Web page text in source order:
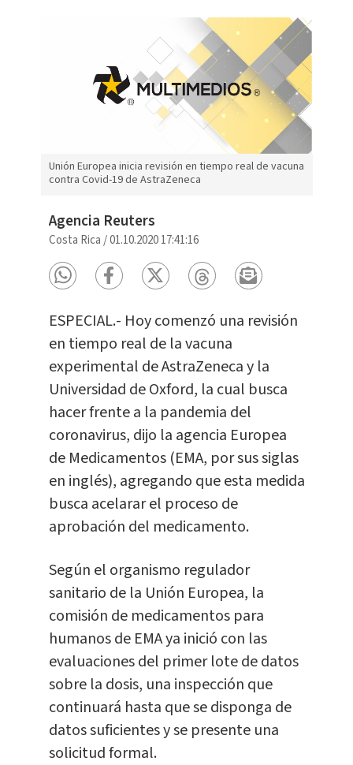
Unión Europea inicia revisión en tiempo real de vacuna
contra Covid-19 de AstraZeneca
Agencia Reuters
Costa Rica /01.10.2020 17:41:16
ESPECIAL.- Hoy comenzó una revisión
en tiempo real de la vacuna
experimental de AstraZeneca y la
Universidad de Oxford, la cual busca
hacer frente a la pandemia del
coronavirus, dijo la agencia Europea
de Medicamentos (EMA, por sus siglas
en inglés), agregando que esta medida
busca acelarar el proceso de
aprobación del medicamento.
Según el organismo regulador
sanitario de la Unión Europea, la
comisión de medicamentos para
humanos de EMA ya inició con las
evaluaciones del primer lote de datos
sobre la dosis, una inspección que
continuará hasta que se disponga de
datos suficientes y se presente una
solicitud formal.